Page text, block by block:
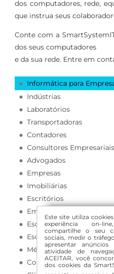
dos computadores, rede,
que instrua seus
Conte com a
dos seus computadores
e da sua rede. Entre em
Informática para
Indústrias
Laboratórios
Transportadoras
Contadores
Consultores Empresariais
Advogados
Empresas
Imobiliárias
Escritórios
Empresa de Contabilidade
Escritórios de Advocacia
Escritórios de Consultoria
Médicos
Consultórios Médicos
Este site utiliza
experiência on-
compartilhe o seu
sociais, medir o
apresentar
atividade de
ACEITAR, você
dos cookies da